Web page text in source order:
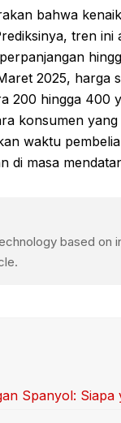
bahwa
tren
2025,
200 hingga 400
konsumen
waktu
di masa
based on
Spanyol: